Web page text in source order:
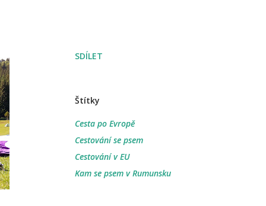
SDÍLET
Štítky
Cesta po Evropě
Cestování se psem
Cestování v EU
Kam se psem v Rumunsku